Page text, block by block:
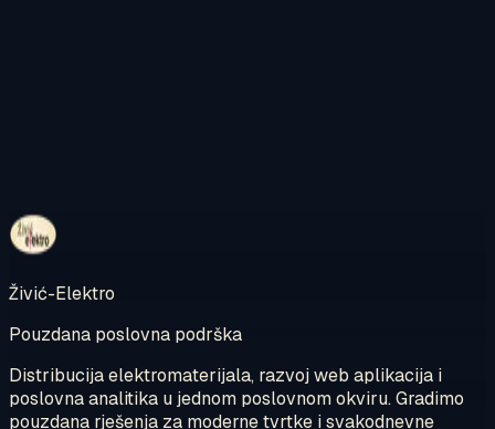
Pregledajte internetsku trgovinu
Živić-Elektro
Pouzdana poslovna podrška
Distribucija elektromaterijala, razvoj web aplikacija i
poslovna analitika u jednom poslovnom okviru. Gradimo
pouzdana rješenja za moderne tvrtke i svakodnevne